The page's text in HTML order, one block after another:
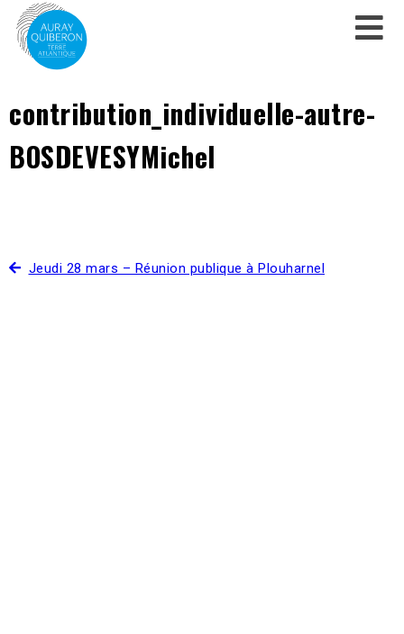
contribution_individuelle-autre-
BOSDEVESYMichel
Jeudi 28 mars – Réunion publique à Plouharnel